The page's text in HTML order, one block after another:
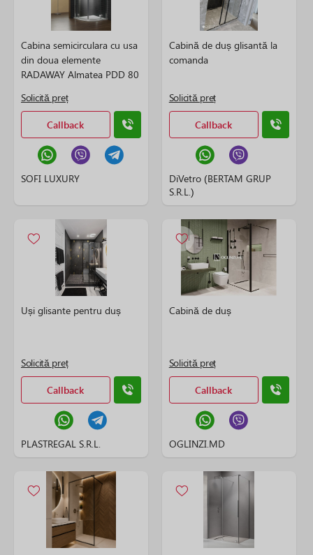
Cabina semicirculara cu usa
din doua elemente
RADAWAY Almatea PDD 80
Solicită preț
Callback
SOFI LUXURY
Cabină de duș glisantă la
comanda
Solicită preț
Callback
DiVetro (BERTAM GRUP
S.R.L.)
Uși glisante pentru duș
Solicită preț
Callback
PLASTREGAL S.R.L.
Cabină de duș
Solicită preț
Callback
OGLINZI.MD